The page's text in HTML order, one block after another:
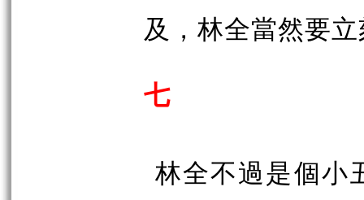
及，林全當然要
七
林全不過是個小